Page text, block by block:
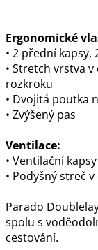
Ergonomické
• 2 přední kapsy,
• Stretch vrstva
rozkroku
• Dvojitá poutka
• Zvýšený pas
Ventilace:
• Ventilační
• Podyšný streč
Parado
spolu s
cestování.